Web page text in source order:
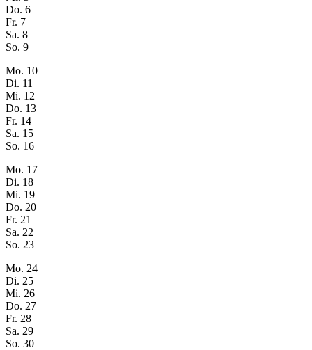
Do. 6
Fr. 7
Sa. 8
So. 9
Mo. 10
Di. 11
Mi. 12
Do. 13
Fr. 14
Sa. 15
So. 16
Mo. 17
Di. 18
Mi. 19
Do. 20
Fr. 21
Sa. 22
So. 23
Mo. 24
Di. 25
Mi. 26
Do. 27
Fr. 28
Sa. 29
So. 30